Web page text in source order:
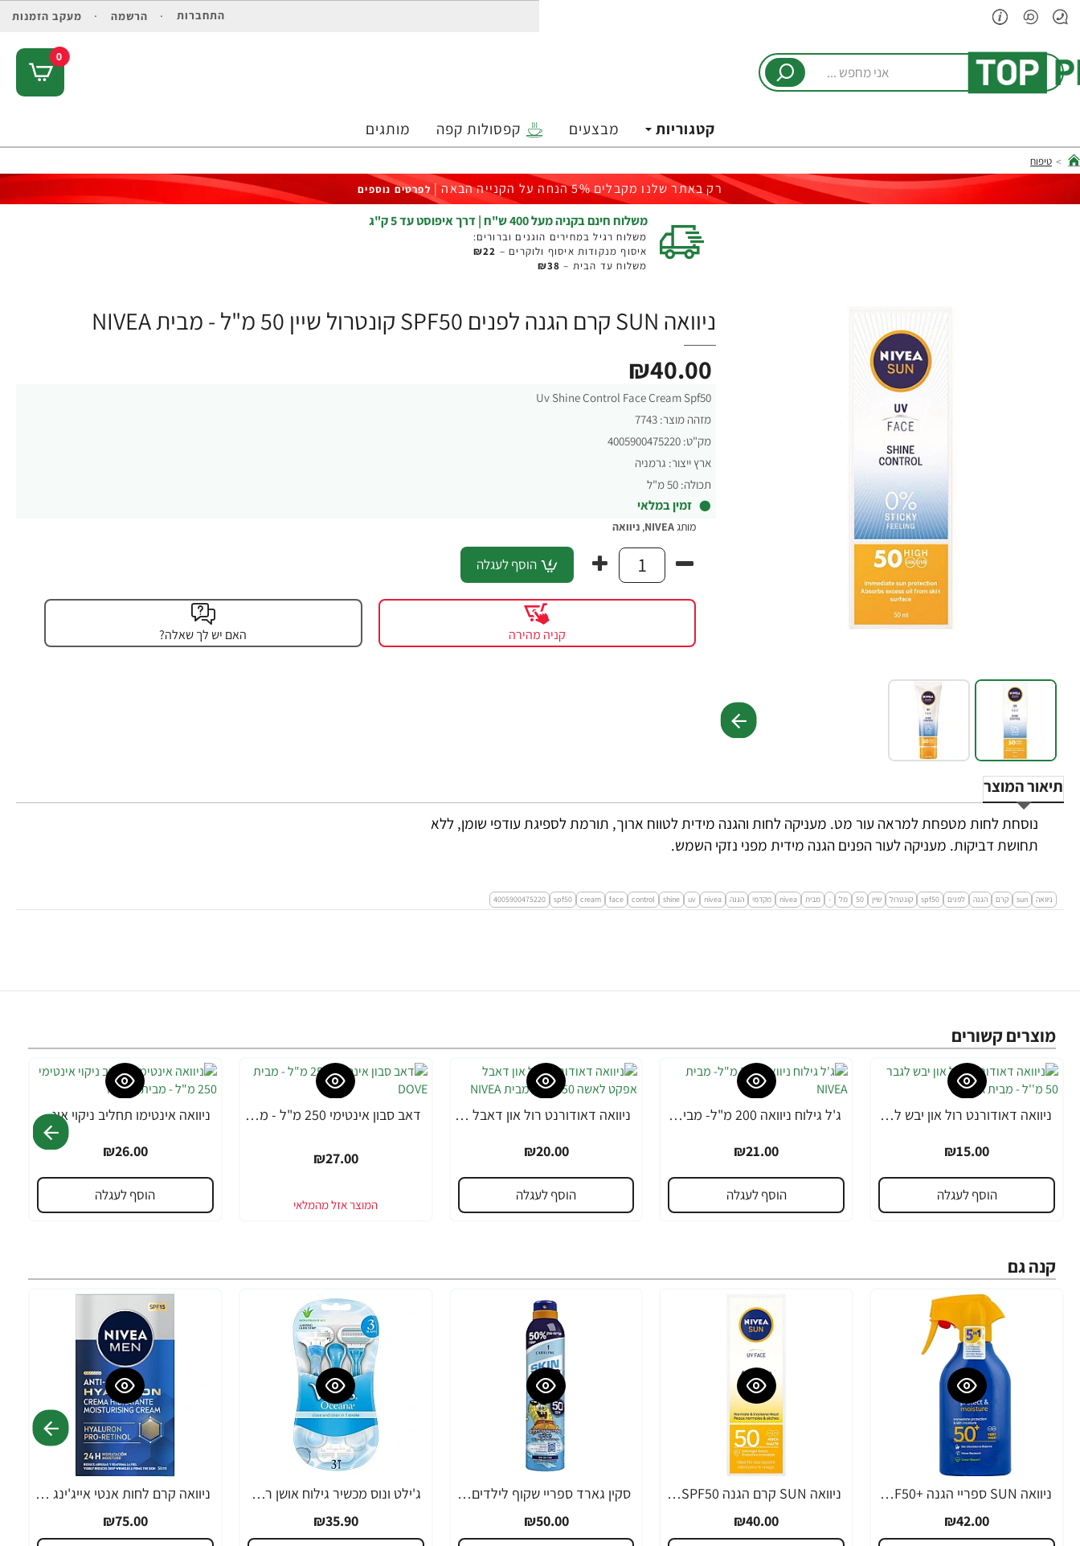
התחברות הרשמה מעקב הזמנות
מחפש
0
קטגוריות מבצעים קפסולות קפה מותגים
home
טיפוח
רק באתר שלנו מקבלים 5% הנחה על הקנייה הבאה | לפרטים נוספים
משלוח חינם בקניה מעל 400 ש"ח | דרך איפוסט עד 5 ק"ג
משלוח רגיל במחירים הוגנים וברורים:
איסוף מנקודות איסוף ולוקרים – ₪22
משלוח עד הבית – ₪38
ניוואה SUN קרם הגנה לפנים SPF50 קונטרול שיין 50 מ"ל - מבית NIVEA
Uv Shine Control Face Cream Spf50
מזהה מוצר: 7743
מק"ט: 4005900475220
ארץ ייצור: גרמניה
תכולה: 50 מ"ל
זמין במלאי
₪40.00
מותגNIVEA
, ניוואה
הוסף לעגלה
קניה מהירה האם יש לך שאלה?
תיאור המוצר
נוסחת לחות מטפחת למראה עור מט. מעניקה לחות והגנה מידית לטווח ארוך, תורמת לספיגת עודפי שומן, ללא
תחושת דביקות. מעניקה לעור הפנים הגנה מידית מפני נזקי השמש.
ניוואה sun קרם הגנה לפנים spf50 קונטרול שיין 50 מל - מבית nivea מקדמי הגנה nivea
uv
shine
control
face
cream
spf50
4005900475220
מוצרים קשורים
ניוואה דאודורנט רול און יבש לגבר 50 מ''ל - מבית NIVEA
₪15.00
הוסף לעגלה
ג'ל גילוח ניוואה 200 מ"ל- מבית NIVEA
₪21.00
הוסף לעגלה
ניוואה דאודורנט רול און דאבל אפקט לאשה 50 מ''ל - מבית NIVEA
₪20.00
הוסף לעגלה
דאב סבון אינטימי 250 מ"ל - מבית DOVE
₪27.00
ניוואה אינטימו תחליב ניקוי אינטימי 250 מ"ל - מבית NIVEA
₪26.00
הוסף לעגלה
קנה גם
ניוואה SUN ספריי הגנה +SPF50 מהשמש 270 מ"ל - מבית NIVEA
₪42.00
ניוואה SUN קרם הגנה SPF50 לפנים Q10 אנטי אייג'ינג 50 מ"ל - מבית NIVEA
₪40.00
סקין גארד ספריי שקוף לילדים לעור רטוב SPF50 בוב ספוג 300 מ"ל - מבית SKIN GARD
₪50.00
ג'ילט ונוס מכשיר גילוח אושן רב פעמי לנשים + 2 סכינים - מבית Gillette
₪35.90
ניוואה קרם לחות אנטי אייג'ינג עם חומצה היאלורונית ופרו-רטינול 50 מ"ל - מבית NIVEA
₪75.00